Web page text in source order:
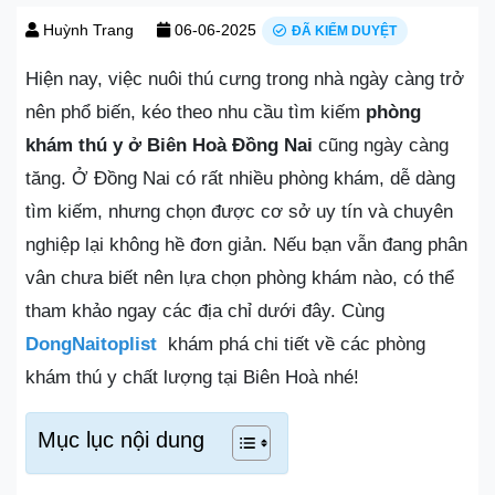
Huỳnh Trang 06-06-2025 ĐÃ KIỂM DUYỆT
Hiện nay, việc nuôi thú cưng trong nhà ngày càng trở
nên phổ biến, kéo theo nhu cầu tìm kiếm phòng
khám thú y ở Biên Hoà Đồng Nai cũng ngày càng
tăng. Ở Đồng Nai có rất nhiều phòng khám, dễ dàng
tìm kiếm, nhưng chọn được cơ sở uy tín và chuyên
nghiệp lại không hề đơn giản. Nếu bạn vẫn đang phân
vân chưa biết nên lựa chọn phòng khám nào, có thể
tham khảo ngay các địa chỉ dưới đây. Cùng
DongNaitoplist khám phá chi tiết về các phòng
khám thú y chất lượng tại Biên Hoà nhé!
Mục lục nội dung